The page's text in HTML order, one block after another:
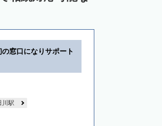
別町
子府町
取町
窓口になりサポート
川駅